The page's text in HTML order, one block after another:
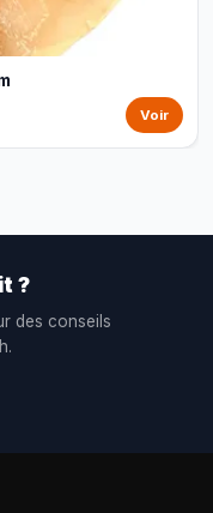
Voir
?
des conseils